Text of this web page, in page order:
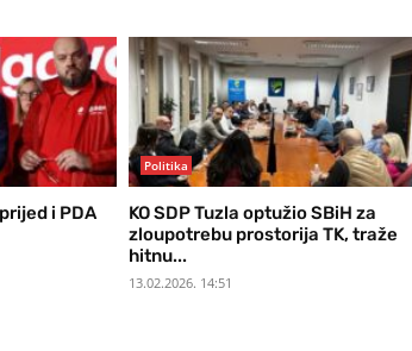
i PDA
Politika
KO SDP Tuzla optužio SBiH za
zloupotrebu prostorija TK, traže
hitnu...
13.02.2026. 14:51